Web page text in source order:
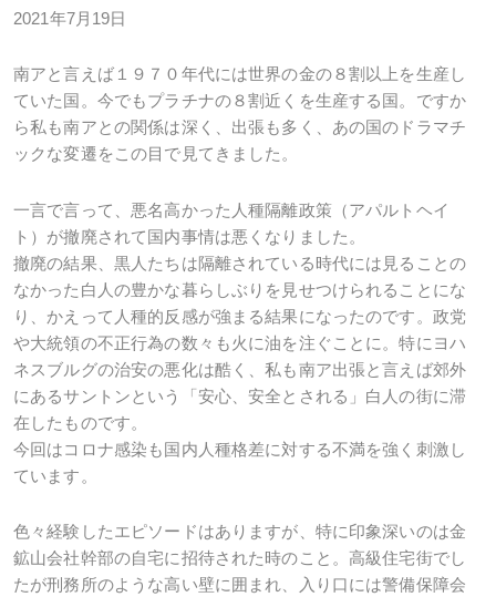
2021年7月19日
南アと言えば１９７０年代には世界の金の８割以上を生産し
ていた国。今でもプラチナの８割近くを生産する国。ですか
ら私も南アとの関係は深く、出張も多く、あの国のドラマチ
ックな変遷をこの目で見てきました。
一言で言って、悪名高かった人種隔離政策（アパルトヘイ
ト）が撤廃されて国内事情は悪くなりました。
撤廃の結果、黒人たちは隔離されている時代には見ることの
なかった白人の豊かな暮らしぶりを見せつけられることにな
り、かえって人種的反感が強まる結果になったのです。政党
や大統領の不正行為の数々も火に油を注ぐことに。特にヨハ
ネスブルグの治安の悪化は酷く、私も南ア出張と言えば郊外
にあるサントンという「安心、安全とされる」白人の街に滞
在したものです。
今回はコロナ感染も国内人種格差に対する不満を強く刺激し
ています。
色々経験したエピソードはありますが、特に印象深いのは金
鉱山会社幹部の自宅に招待された時のこと。高級住宅街でし
たが刑務所のような高い壁に囲まれ、入り口には警備保障会